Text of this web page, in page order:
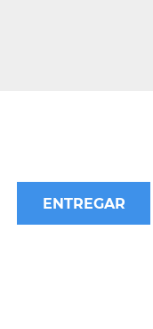
ENTREGAR